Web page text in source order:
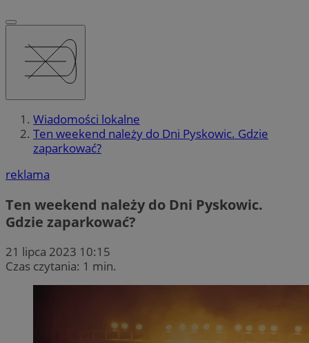
Wiadomości lokalne
Ten weekend należy do Dni Pyskowic. Gdzie
zaparkować?
reklama
Ten weekend należy do Dni Pyskowic.
Gdzie zaparkować?
21 lipca 2023 10:15
Czas czytania: 1 min.